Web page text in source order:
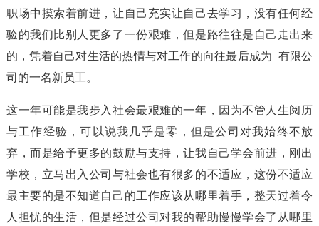
职场中摸索着前进，让自己充实让自己去学习，没有任何经
验的我们比别人更多了一份艰难，但是路往往是自己走出来
的，凭着自己对生活的热情与对工作的向往最后成为_有限公
司的一名新员工。
这一年可能是我步入社会最艰难的一年，因为不管人生阅历
与工作经验，可以说我几乎是零，但是公司对我始终不放
弃，而是给予更多的鼓励与支持，让我自己学会前进，刚出
学校，立马出入公司与社会也有很多的不适应，这份不适应
最主要的是不知道自己的工作应该从哪里着手，整天过着令
人担忧的生活，但是经过公司对我的帮助慢慢学会了从哪里